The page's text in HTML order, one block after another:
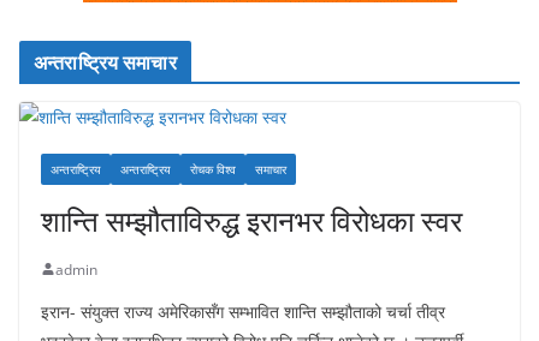
अन्तराष्ट्रिय समाचार
अन्तराष्ट्रिय अन्तराष्ट्रिय रोचक विश्व समाचार
शान्ति सम्झौताविरुद्ध इरानभर विरोधका स्वर
admin
इरान- संयुक्त राज्य अमेरिकासँग सम्भावित शान्ति सम्झौताको चर्चा तीव्र